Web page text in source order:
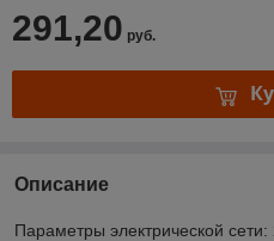
291,20 руб.
Описание
Параметры электрической